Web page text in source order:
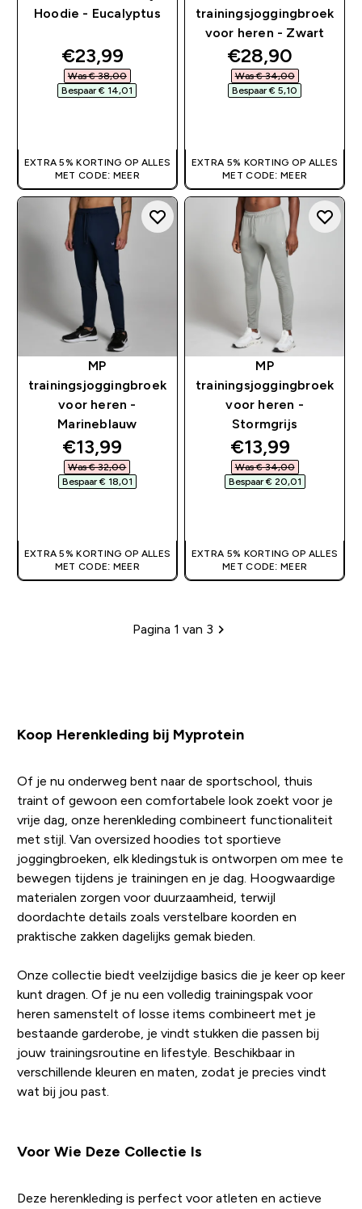
Hoodie - Eucalyptus
discounted price
€23,99‎
Was € 38,00‎
Bespaar € 14,01‎
EXTRA 5% KORTING OP ALLES
MET CODE: MEER
trainingsjoggingbroek
voor heren - Zwart
discounted
€28,90‎
Was € 34,00‎
Bespaar € 5,10‎
EXTRA 5% KORTING OP ALLES
MET CODE: MEER
MP
trainingsjoggingbroek
voor heren -
Marineblauw
discounted price
€13,99‎
Was € 32,00‎
Bespaar € 18,01‎
EXTRA 5% KORTING OP ALLES
MET CODE: MEER
MP
trainingsjoggingbroek
voor heren -
Stormgrijs
discounted
€13,99‎
Was € 34,00‎
Bespaar € 20,01‎
EXTRA 5% KORTING OP ALLES
MET CODE: MEER
Paginering
Pagina 1 van 3
Koop Herenkleding bij Myprotein
Of je nu onderweg bent naar de sportschool, thuis
traint of gewoon een comfortabele look zoekt voor je
vrije dag, onze herenkleding combineert functionaliteit
met stijl. Van oversized hoodies tot sportieve
joggingbroeken, elk kledingstuk is ontworpen om mee te
bewegen tijdens je trainingen en je dag. Hoogwaardige
materialen zorgen voor duurzaamheid, terwijl
doordachte details zoals verstelbare koorden en
praktische zakken dagelijks gemak bieden.
Onze collectie biedt veelzijdige basics die je keer op keer
kunt dragen. Of je nu een volledig trainingspak voor
heren samenstelt of losse items combineert met je
bestaande garderobe, je vindt stukken die passen bij
jouw trainingsroutine en lifestyle. Beschikbaar in
verschillende kleuren en maten, zodat je precies vindt
wat bij jou past.
Voor Wie Deze Collectie Is
Deze herenkleding is perfect voor atleten en actieve